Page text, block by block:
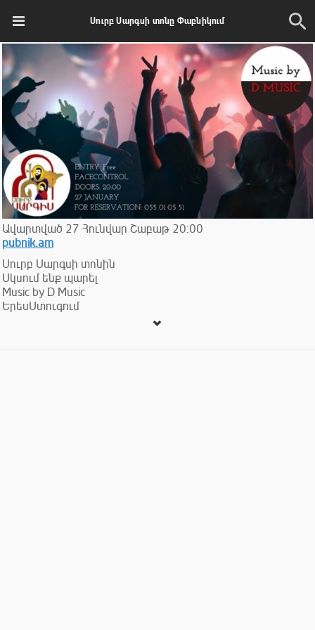
Սուրբ Սարգսի տոնը Փաբնիկում
Ավարտված 27 Հունվար Շաբաթ 20:00
pubnik.am
Սուրբ Սարգսի տոնին
Սկսում ենք պարել
Music by D Music
ԵրեսՍտուգում